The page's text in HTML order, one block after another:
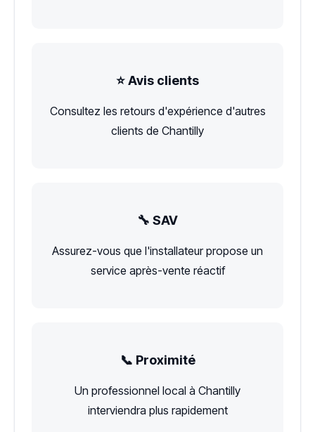
⭐ Avis clients
Consultez les retours d'expérience d'autres
clients de Chantilly
🔧 SAV
Assurez-vous que l'installateur propose un
service après-vente réactif
📞 Proximité
Un professionnel local à Chantilly
interviendra plus rapidement